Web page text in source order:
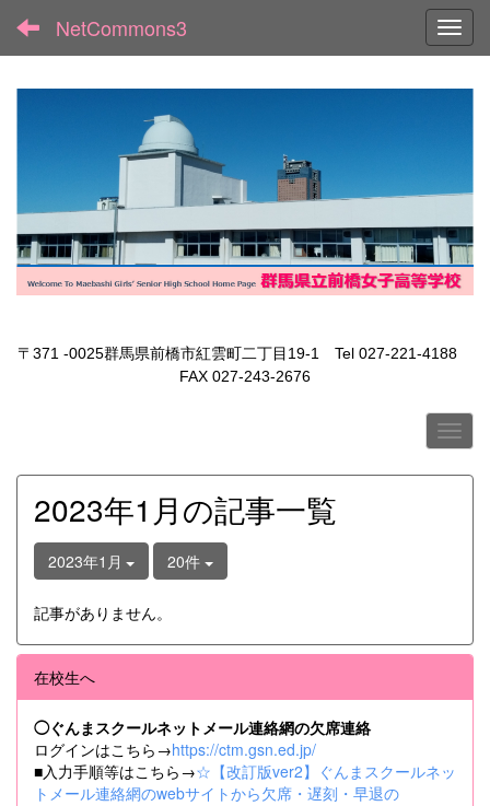
NetCommons3
〒371 -0025群馬県前橋市紅雲町二丁目19-1 Tel 027-221-4188
FAX 027-243-2676
2023年1月の記事一覧
2023年1月 20件
記事がありません。
在校生へ
◯ぐんまスクールネットメール連絡網の欠席連絡
ログインはこちら→https://ctm.gsn.ed.jp/
■入力手順等はこちら→☆【改訂版ver2】ぐんまスクールネッ
トメール連絡網のwebサイトから欠席・遅刻・早退の